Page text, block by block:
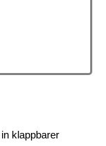
klappbarer